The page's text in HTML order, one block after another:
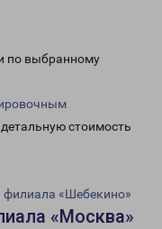
по выбранному
стоимость
филиала «Шебекино»
«Москва»